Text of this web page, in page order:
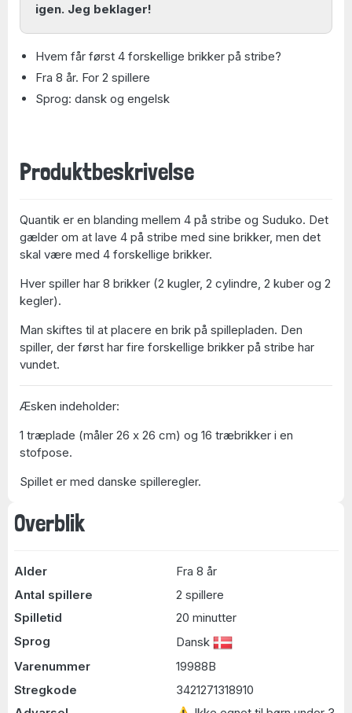
Overblik
Alder
Fra 8 år
Antal spillere
2 spillere
Spilletid
20 minutter
Sprog
Dansk
Varenummer
19988B
Stregkode
3421271318910
igen. Jeg beklager!
Hvem får først 4 forskellige brikker på stribe?
Fra 8 år. For 2 spillere
Sprog: dansk og engelsk
Produktbeskrivelse
Quantik er en blanding mellem 4 på stribe og Suduko. Det
gælder om at lave 4 på stribe med sine brikker, men det
skal være med 4 forskellige brikker.
Hver spiller har 8 brikker (2 kugler, 2 cylindre, 2 kuber og 2
kegler).
Man skiftes til at placere en brik på spillepladen. Den
spiller, der først har fire forskellige brikker på stribe har
vundet.
Æsken indeholder:
1 træplade (måler 26 x 26 cm) og 16 træbrikker i en
stofpose.
Spillet er med danske spilleregler.